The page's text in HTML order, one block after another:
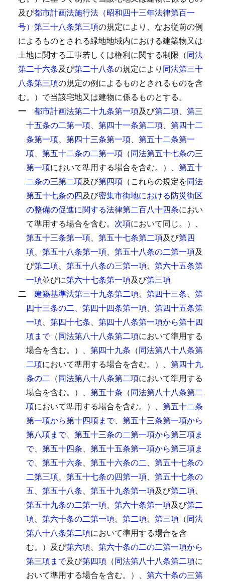
及び都市計画法施行法（昭和四十三年法律第百一
号）第三十八条第三項の規定により、なお従前の例
によるものとされる緑地地域内における建築物又は
土地に関する工事若しくは権利に関する制限（同法
第二十六条及び第二十八条の規定により 同法第三十
八条第三項の規定の例によるものとされるものを含
む。）で当該宅地又は建物に係るものとする。
一 都市計画法第二十九条第一項及び第二項、 第三
十五条の二第一項、 第四十一条第二項、 第四十二
条第一項、 第四十三条第一項、 第五十二条第一
項、 第五十二条の二第一項 （同法第五十七条の三
第一項において準用する場合を含む。）、 第五十
二条の三第二項及び第四項 （これらの規定を同法
第五十七条の四及び密集市街地における防災街区
の整備の促進に関する法律第二百八十四条におい
て準用する場合を含む。 次項において同じ。）、
第五十三条第一項、 第五十七条第二項及び第四
項、 第五十八条第一項、 第五十八条の二第一項及
び第二項、 第五十八条の三第一項、 第六十五条第
一項並びに第六十七条第一項及び第三項
二 建築基準法第三十九条第二項、 第四十三条、 第
四十三条の二、 第四十四条第一項、 第四十五条第
一項、 第四十七条、 第四十八条第一項から第十四
項まで（同法第八十八条第二項において準用する
場合を含む。）、 第四十九条 （同法第八十八条第
二項において準用する場合を含む。）、 第四十九
条の二 （同法第八十八条第二項において準用する
場合を含む。）、 第五十条 （同法第八十八条第二
項において準用する場合を含む。）、 第五十二条
第一項から第十四項まで、 第五十三条第一項から
第八項まで、 第五十三条の二第一項から第三項ま
で、 第五十四条、 第五十五条第一項から第三項ま
で、 第五十六条、 第五十六条の二、 第五十七条の
二第三項、 第五十七条の四第一項、 第五十七条の
五、 第五十八条、 第五十九条第一項及び第二項、
第五十九条の二第一項、 第六十条第一項及び第二
項、 第六十条の二第一項、 第二項、 第三項 （同法
第八十八条第二項において準用する場合を含
む。）及び第六項、 第六十条の二の二第一項から
第三項まで及び第四項 （同法第八十八条第二項に
おいて準用する場合を含む。）、 第六十条の三第